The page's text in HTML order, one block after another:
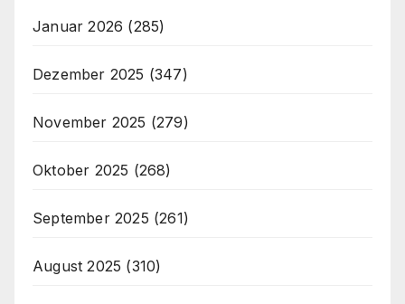
Januar 2026 (285)
Dezember 2025 (347)
November 2025 (279)
Oktober 2025 (268)
September 2025 (261)
August 2025 (310)